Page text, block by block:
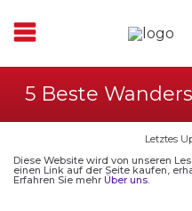
5 Beste
Letztes
Diese Website wird von unseren
einen Link auf der Seite kaufen,
Erfahren Sie mehr Über uns.